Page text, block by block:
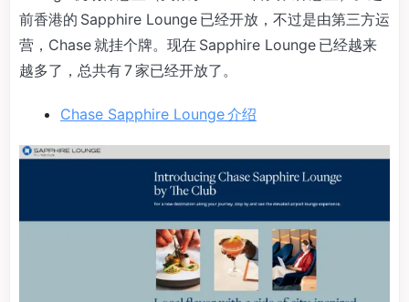
前香港的 Sapphire Lounge 已经开放，不过是由第三方运
营，Chase 就挂个牌。现在 Sapphire Lounge 已经越来
越多了，总共有 7 家已经开放了。
Chase Sapphire Lounge 介绍